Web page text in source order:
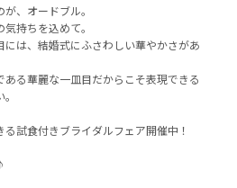
、オードブル。
持ちを込めて。
は、結婚式にふさわしい華やかさがあ
ある華麗な一皿目だからこそ表現できる
試食付きブライダルフェア開催中！